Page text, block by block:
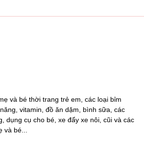
và bé thời trang trẻ em, các loại bỉm
vitamin, đồ ăn dặm, bình sữa, các
dụng cụ cho bé, xe đẩy xe nôi, cũi và các
và bé...